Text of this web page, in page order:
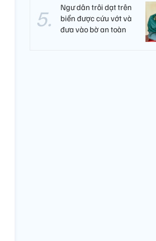
Ngư dân trôi dạt trên
biển được cứu vớt và
đưa vào bờ an toàn